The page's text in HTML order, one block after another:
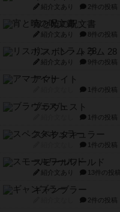
紹介文あり 2件の投稿
宵と暁の呪文書
紹介文あり 8件の投稿
リスボン・トラム 28
紹介文あり 9件の投稿
アマナイト
1件の投稿
ブラヴェスト
1件の投稿
スペクタキュラー
1件の投稿
スモールワールド
紹介文あり 13件の投稿
ギャンブラー
2件の投稿